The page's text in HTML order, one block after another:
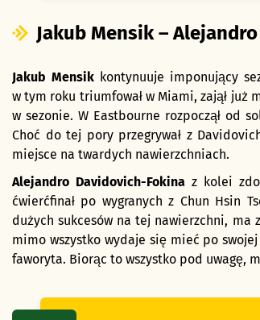
Jakub Mensik –
Jakub Mensikkontynuuje imponujący
w tym roku triumfował w Miami, zajął już
w sezonie. W Eastbourne rozpoczął od
Choć do tej pory przegrywał z
miejsce na twardych nawierzchniach.
Alejandro Davidovich-Fokinaz kolei
ćwierćfinał po wygranych z Chun Hsin
dużych sukcesów na tej nawierzchni, ma
mimo wszystko wydaje się mieć po
faworyta. Biorąc to wszystko pod uwagę,